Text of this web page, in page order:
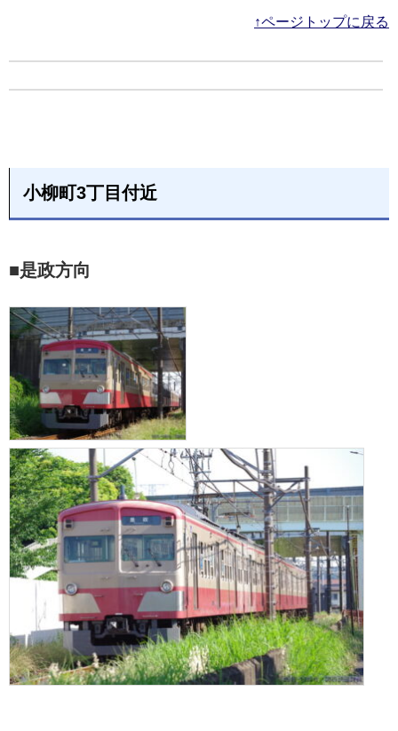
↑ページトップに戻る
小柳町3丁目付近
■是政方向